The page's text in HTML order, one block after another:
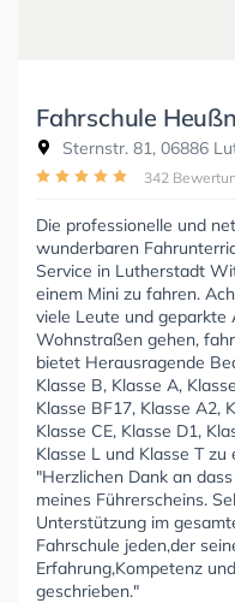
Fahrschule
Sternstr. 81, 06886
342
Die professionelle und
wunderbaren
Service in Lutherstadt
einem Mini zu fahren.
viele Leute und geparkte
Wohnstraßen gehen,
bietet Herausragende
Klasse B, Klasse A,
Klasse BF17, Klasse A2,
Klasse CE, Klasse D1,
Klasse L und Klasse T
"Herzlichen Dank an
meines Führerscheins.
Unterstützung im
Fahrschule jeden,der
Erfahrung,Kompetenz
geschrieben."